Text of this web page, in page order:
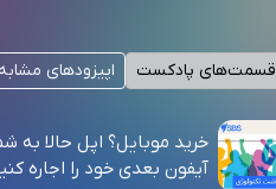
قسمت‌های پادکست اپیزودهای مشابه
خرید موبایل؟ اپل حالا به
آیفون بعدی‌ خود را اجاره